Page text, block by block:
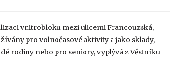
vnitrobloku mezi ulicemi Francouzská,
pro volnočasové aktivity a jako sklady,
rodiny nebo pro seniory, vyplývá z Věstníku